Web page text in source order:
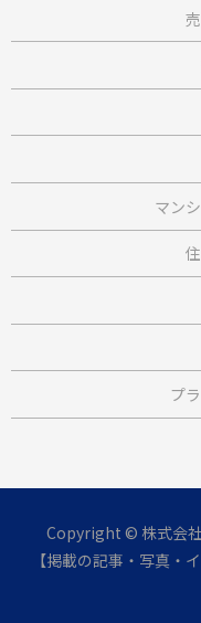
マン
プ
Copyright © 株式会
【掲載の記事・写真・